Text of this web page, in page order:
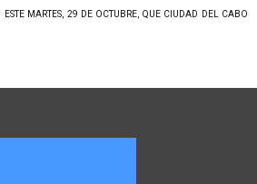
MARTES, 29 DE OCTUBRE, QUE CIUDAD DEL CABO